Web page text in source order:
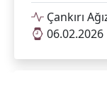
Çankırı
06.02.2026